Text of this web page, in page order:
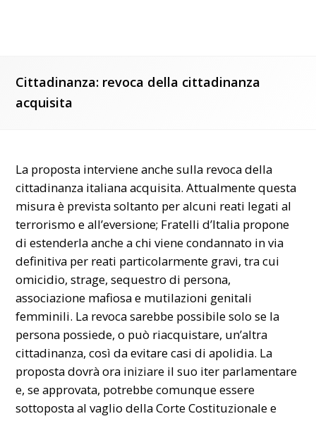
Cittadinanza: revoca della cittadinanza
acquisita
La proposta interviene anche sulla revoca della
cittadinanza italiana acquisita. Attualmente questa
misura è prevista soltanto per alcuni reati legati al
terrorismo e all’eversione; Fratelli d’Italia propone
di estenderla anche a chi viene condannato in via
definitiva per reati particolarmente gravi, tra cui
omicidio, strage, sequestro di persona,
associazione mafiosa e mutilazioni genitali
femminili. La revoca sarebbe possibile solo se la
persona possiede, o può riacquistare, un’altra
cittadinanza, così da evitare casi di apolidia. La
proposta dovrà ora iniziare il suo iter parlamentare
e, se approvata, potrebbe comunque essere
sottoposta al vaglio della Corte Costituzionale e